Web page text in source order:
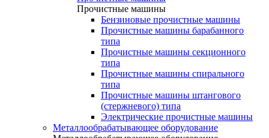
Прочистные машины
Бензиновые прочистные машины
Прочистные машины барабанного
типа
Прочистные машины секционного
типа
Прочистные машины спирального
типа
Прочистные машины штангового
(стержневого) типа
Электрические прочистные машины
Металлообрабатывающее оборудование